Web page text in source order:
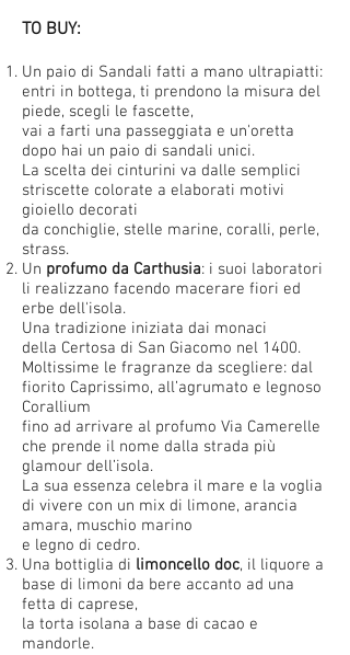
TO BUY:
Un paio di Sandali fatti a mano ultrapiatti:
entri in bottega, ti prendono la misura del
piede, scegli le fascette,
vai a farti una passeggiata e un'oretta
dopo hai un paio di sandali unici.
La scelta dei cinturini va dalle semplici
striscette colorate a elaborati motivi
gioiello decorati
da conchiglie, stelle marine, coralli, perle,
strass.
Un profumo da Carthusia: i suoi laboratori
li realizzano facendo macerare fiori ed
erbe dell'isola.
Una tradizione iniziata dai monaci
della Certosa di San Giacomo nel 1400.
Moltissime le fragranze da scegliere: dal
fiorito Caprissimo, all’agrumato e legnoso
Corallium
fino ad arrivare al profumo Via Camerelle
che prende il nome dalla strada più
glamour dell’isola.
La sua essenza celebra il mare e la voglia
di vivere con un mix di limone, arancia
amara, muschio marino
e legno di cedro.
Una bottiglia di limoncello doc, il liquore a
base di limoni da bere accanto ad una
fetta di caprese,
la torta isolana a base di cacao e
mandorle.